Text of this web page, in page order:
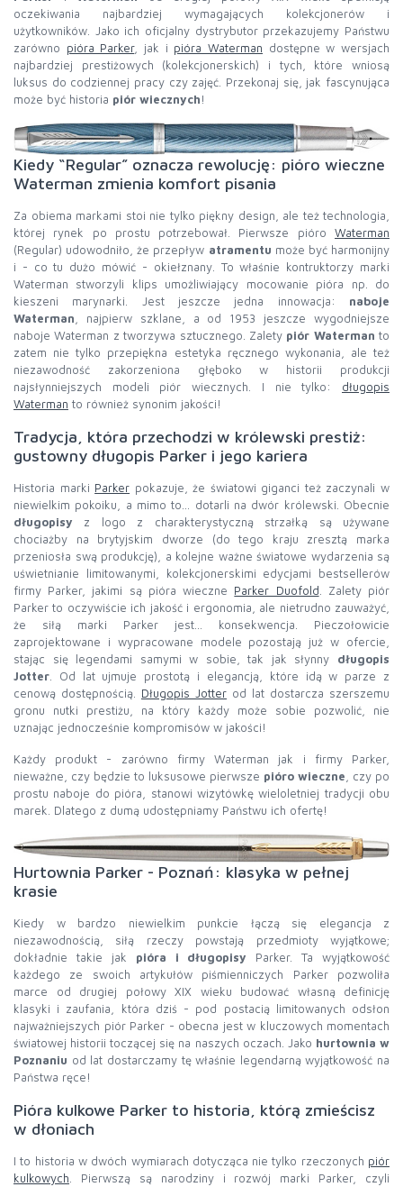
oczekiwania najbardziej wymagających kolekcjonerów i
użytkowników. Jako ich oficjalny dystrybutor przekazujemy Państwu
zarówno pióra Parker, jak i pióra Waterman dostępne w wersjach
najbardziej prestiżowych (kolekcjonerskich) i tych, które wniosą
luksus do codziennej pracy czy zajęć. Przekonaj się, jak fascynująca
może być historia piór wiecznych!
Kiedy “Regular” oznacza rewolucję: pióro wieczne
Waterman zmienia komfort pisania
Za obiema markami stoi nie tylko piękny design, ale też technologia,
której rynek po prostu potrzebował. Pierwsze pióro Waterman
(Regular) udowodniło, że przepływ atramentu może być harmonijny
i - co tu dużo mówić - okiełznany. To właśnie kontruktorzy marki
Waterman stworzyli klips umożliwiający mocowanie pióra np. do
kieszeni marynarki. Jest jeszcze jedna innowacja: naboje
Waterman, najpierw szklane, a od 1953 jeszcze wygodniejsze
naboje Waterman z tworzywa sztucznego. Zalety piór Waterman to
zatem nie tylko przepiękna estetyka ręcznego wykonania, ale też
niezawodność zakorzeniona głęboko w historii produkcji
najsłynniejszych modeli piór wiecznych. I nie tylko: długopis
Waterman to również synonim jakości!
Tradycja, która przechodzi w królewski prestiż:
gustowny długopis Parker i jego kariera
Historia marki Parker pokazuje, że światowi giganci też zaczynali w
niewielkim pokoiku, a mimo to… dotarli na dwór królewski. Obecnie
długopisy z logo z charakterystyczną strzałką są używane
chociażby na brytyjskim dworze (do tego kraju zresztą marka
przeniosła swą produkcję), a kolejne ważne światowe wydarzenia są
uświetnianie limitowanymi, kolekcjonerskimi edycjami bestsellerów
firmy Parker, jakimi są pióra wieczne Parker Duofold. Zalety piór
Parker to oczywiście ich jakość i ergonomia, ale nietrudno zauważyć,
że siłą marki Parker jest… konsekwencja. Pieczołowicie
zaprojektowane i wypracowane modele pozostają już w ofercie,
stając się legendami samymi w sobie, tak jak słynny długopis
Jotter. Od lat ujmuje prostotą i elegancją, które idą w parze z
cenową dostępnością. Długopis Jotter od lat dostarcza szerszemu
gronu nutki prestiżu, na który każdy może sobie pozwolić, nie
uznając jednocześnie kompromisów w jakości!
Każdy produkt - zarówno firmy Waterman jak i firmy Parker,
nieważne, czy będzie to luksusowe pierwsze pióro wieczne, czy po
prostu naboje do pióra, stanowi wizytówkę wieloletniej tradycji obu
marek. Dlatego z dumą udostępniamy Państwu ich ofertę!
Hurtownia Parker - Poznań: klasyka w pełnej
krasie
Kiedy w bardzo niewielkim punkcie łączą się elegancja z
niezawodnością, siłą rzeczy powstają przedmioty wyjątkowe;
dokładnie takie jak pióra i długopisy Parker. Ta wyjątkowość
każdego ze swoich artykułów piśmienniczych Parker pozwoliła
marce od drugiej połowy XIX wieku budować własną definicję
klasyki i zaufania, która dziś - pod postacią limitowanych odsłon
najważniejszych piór Parker - obecna jest w kluczowych momentach
światowej historii toczącej się na naszych oczach. Jako hurtownia w
Poznaniu od lat dostarczamy tę właśnie legendarną wyjątkowość na
Państwa ręce!
Pióra kulkowe Parker to historia, którą zmieścisz
w dłoniach
I to historia w dwóch wymiarach dotycząca nie tylko rzeczonych piór
kulkowych. Pierwszą są narodziny i rozwój marki Parker, czyli